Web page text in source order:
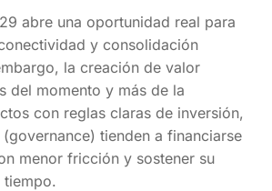
abre una oportunidad real para
y consolidación
la creación de valor
del momento y más de la
con reglas claras de inversión,
tienden a financiarse
menor fricción y sostener su
tiempo.